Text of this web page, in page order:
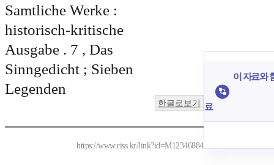
Samtliche Werke :
historisch-kritische
Ausgabe . 7 , Das
Sinngedicht ; Sieben
Legenden
한글로보기
https://www.riss.kr/link?id=M12346884
이 자료와
료